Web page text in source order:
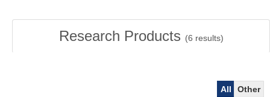
Research Products (6 results)
All
Other